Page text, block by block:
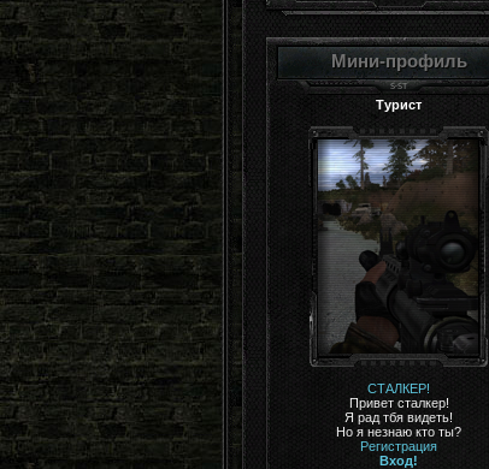
Мини-профиль
Турист
СТАЛКЕР!
Привет сталкер!
Я рад тбя видеть!
Но я незнаю кто ты?
Регистрация
Вход!